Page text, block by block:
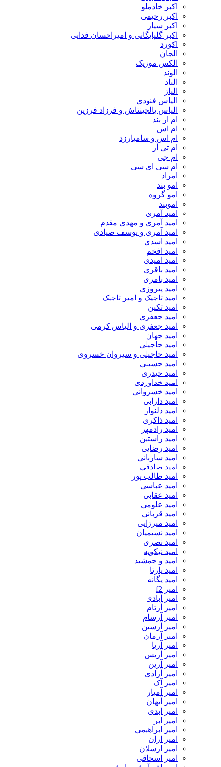
اکبر خادملو
اکبر رحیمی
اکبر سیار
اکبر گلپایگانی و امیراحسان فدایی
اکورد
الجان
الکس موزیک
الوند
الیاد
الیاز
الیاس فنودی
الیاس یالچینتاش و فرزاد فرزین
ام‌ ار بند
ام اس
ام اس و سامیارزد
ام تی آر
ام جی
ام سی ای سی
امراد
امو بند
امو گروه
اموبند
امید آمری
امید آمری و مهدی مقدم
امید آمری و یوسف صیادی
امید اسدی
امید افخم
امید امیدی
امید باقری
امید بامری
امید پیروزی
امید تاجیک و امیر تاجیک
امید تکین
امید جعفری
امید جعفری و الیاس کرمی
امید جهان
امید حاجیلی
امید حاجیلی و سیروان خسروی
امید حسینی
امید حیدری
امید خداوردی
امید خسروانی
امید دارابی
امید دلنواز
امید ذاکری
امید رادمهر
امید راستین
امید رضایی
امید ساربانی
امید صادقی
امید طالب پور
امید عباسی
امید عقابی
امید علومی
امید قربانی
امید میرزایی
امید نسیمیان
امید نصری
امید نیکویه
امید و جمشید
امید یارتا
امید یگانه
امیر f2
امیر آبادی
امیر آرتام
امیر آرسام
امیر آرسین
امیر آرمان
امیر آریا
امیر آریس
امیر آرین
امیر آزادی
امیر آک
امیر آمیار
امیر آیهان
امیر ابدی
امیر ابر
امیر ابراهیمی
امیر اران
امیر ارسلان
امیر اسحاقی